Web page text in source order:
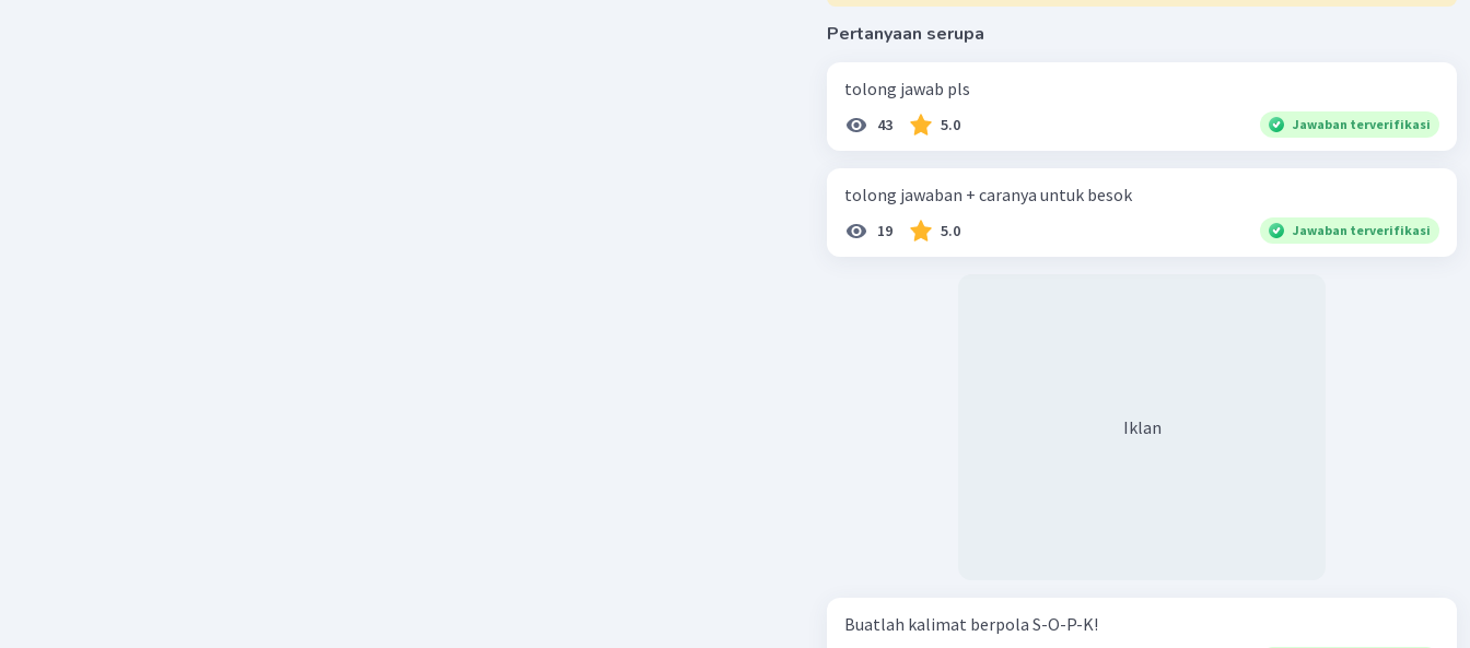
Pertanyaan serupa
tolong jawab pls
43 5.0 Jawaban terverifikasi
tolong jawaban + caranya untuk besok
19 5.0 Jawaban terverifikasi
Iklan
Buatlah kalimat berpola S-O-P-K!